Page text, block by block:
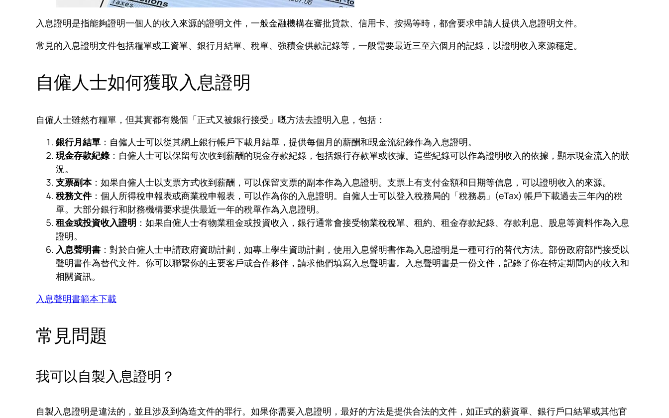
入息證明是指能夠證明一個人的收入來源的證明文件，一般金融機構在審批貸款、信用卡、按揭等時，都會要求申請人提供入息證明文件。
常見的入息證明文件包括糧單或工資單、銀行月結單、稅單、強積金供款記錄等，一般需要最近三至六個月的記錄，以證明收入來源穩定。
自僱人士如何獲取入息證明
自僱人士雖然冇糧單，但其實都有幾個「正式又被銀行接受」嘅方法去證明入息，包括：
銀行月結單 ：自僱人士可以從其網上銀行帳戶下載月結單，提供每個月的薪酬和現金流紀錄作為入息證明。
現金存款紀錄：自僱人士可以保留每次收到薪酬的現金存款紀錄，包括銀行存款單或收據。這些紀錄可以作為證明收入的依據，顯示現金流入的狀
況。
支票副本：如果自僱人士以支票方式收到薪酬，可以保留支票的副本作為入息證明。支票上有支付金額和日期等信息，可以證明收入的來源。
稅務文件：個人所得稅申報表或商業稅申報表，可以作為你的入息證明。自僱人士可以登入稅務局的「稅務易」(eTax) 帳戶下載過去三年內的稅
單。大部分銀行和財務機構要求提供最近一年的稅單作為入息證明。
租金或投資收入證明 ：如果自僱人士有物業租金或投資收入，銀行通常會接受物業稅稅單、租約、租金存款紀錄、存款利息、股息等資料作為入息
證明。
入息聲明書 ：對於自僱人士申請政府資助計劃，如專上學生資助計劃，使用入息聲明書作為入息證明是一種可行的替代方法。部份政府部門接受以
聲明書作為替代文件。你可以聯繫你的主要客戶或合作夥伴，請求他們填寫入息聲明書。入息聲明書是一份文件，記錄了你在特定期間內的收入和
相關資訊。
入息聲明書範本下載
常見問題
我可以自製入息證明？
自製入息證明是違法的，並且涉及到偽造文件的罪行。如果你需要入息證明，最好的方法是提供合法的文件，如正式的薪資單、銀行戶口結單或其他官